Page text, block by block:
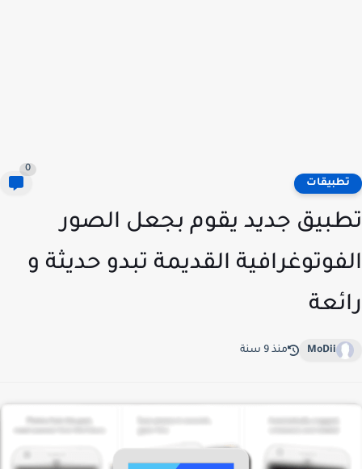
جديد يقوم بجعل الصور
القديمة تبدو حديثة و
MoDii منذ 9 سنة